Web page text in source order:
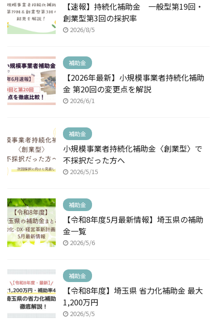
【速報】持続化補助金 一般型第19回・
創業型第3回の採択率
2026/8/5
補助金
【2026年最新】小規模事業者持続化補助
金 第20回の変更点を解説
2026/6/1
補助金
小規模事業者持続化補助金〈創業型〉で
不採択だった方へ
2026/5/15
補助金
【令和8年度5月最新情報】埼玉県の補助
金一覧
2026/5/6
補助金
【令和8年度】埼玉県 省力化補助金 最大
1,200万円
2026/5/5